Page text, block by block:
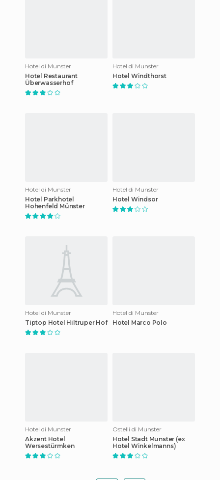
Hotel di Munster
Hotel Restaurant
Überwasserhof
Hotel di Munster
Hotel Windthorst
Hotel di Munster
Hotel Parkhotel
Hohenfeld Münster
Hotel di Munster
Hotel Windsor
Hotel di Munster
Tiptop Hotel Hiltruper Hof
Hotel di Munster
Hotel Marco Polo
Hotel di Munster
Akzent Hotel
Wersestürmken
Ostelli di Munster
Hotel Stadt Munster (ex
Hotel Winkelmanns)